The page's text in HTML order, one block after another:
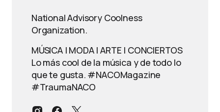
National Advisory Coolness
Organization.
MÚSICA | MODA | ARTE | CONCIERTOS
Lo más cool de la música y de todo lo
que te gusta. #NACOMagazine
#TraumaNACO